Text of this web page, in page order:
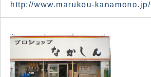
http://www.marukou-kanamono.jp/